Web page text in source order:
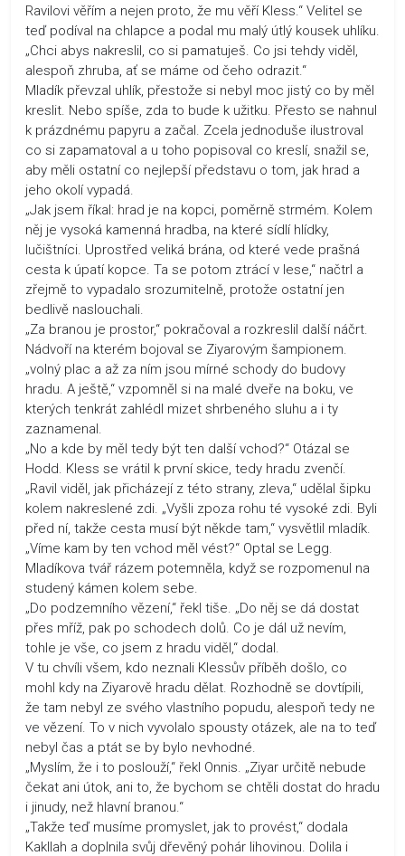
Ravilovi věřím a nejen proto, že mu věří Kless.“ Velitel se
teď podíval na chlapce a podal mu malý útlý kousek uhlíku.
„Chci abys nakreslil, co si pamatuješ. Co jsi tehdy viděl,
alespoň zhruba, ať se máme od čeho odrazit.“
Mladík převzal uhlík, přestože si nebyl moc jistý co by měl
kreslit. Nebo spíše, zda to bude k užitku. Přesto se nahnul
k prázdnému papyru a začal. Zcela jednoduše ilustroval
co si zapamatoval a u toho popisoval co kreslí, snažil se,
aby měli ostatní co nejlepší představu o tom, jak hrad a
jeho okolí vypadá.
„Jak jsem říkal: hrad je na kopci, poměrně strmém. Kolem
něj je vysoká kamenná hradba, na které sídlí hlídky,
lučištníci. Uprostřed veliká brána, od které vede prašná
cesta k úpatí kopce. Ta se potom ztrácí v lese,“ načtrl a
zřejmě to vypadalo srozumitelně, protože ostatní jen
bedlivě naslouchali.
„Za branou je prostor,“ pokračoval a rozkreslil další náčrt.
Nádvoří na kterém bojoval se Ziyarovým šampionem.
„volný plac a až za ním jsou mírné schody do budovy
hradu. A ještě,“ vzpomněl si na malé dveře na boku, ve
kterých tenkrát zahlédl mizet shrbeného sluhu a i ty
zaznamenal.
„No a kde by měl tedy být ten další vchod?“ Otázal se
Hodd. Kless se vrátil k první skice, tedy hradu zvenčí.
„Ravil viděl, jak přicházejí z této strany, zleva,“ udělal šipku
kolem nakreslené zdi. „Vyšli zpoza rohu té vysoké zdi. Byli
před ní, takže cesta musí být někde tam,“ vysvětlil mladík.
„Víme kam by ten vchod měl vést?“ Optal se Legg.
Mladíkova tvář rázem potemněla, když se rozpomenul na
studený kámen kolem sebe.
„Do podzemního vězení,“ řekl tiše. „Do něj se dá dostat
přes mříž, pak po schodech dolů. Co je dál už nevím,
tohle je vše, co jsem z hradu viděl,“ dodal.
V tu chvíli všem, kdo neznali Klessův příběh došlo, co
mohl kdy na Ziyarově hradu dělat. Rozhodně se dovtípili,
že tam nebyl ze svého vlastního popudu, alespoň tedy ne
ve vězení. To v nich vyvolalo spousty otázek, ale na to teď
nebyl čas a ptát se by bylo nevhodné.
„Myslím, že i to poslouží,“ řekl Onnis. „Ziyar určitě nebude
čekat ani útok, ani to, že bychom se chtěli dostat do hradu
i jinudy, než hlavní branou.“
„Takže teď musíme promyslet, jak to provést,“ dodala
Kakllah a doplnila svůj dřevěný pohár lihovinou. Dolila i